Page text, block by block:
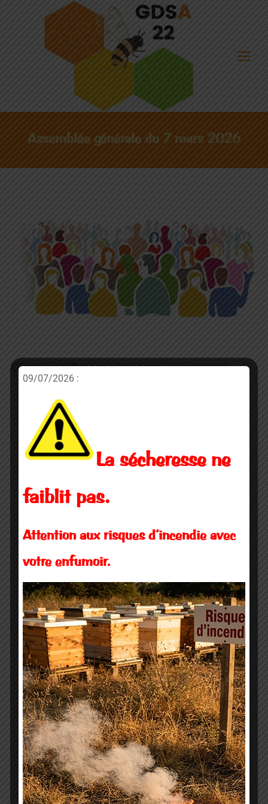
Assemblée générale du 7 mars 2026
Cliquez sur l’affiche pour télécharger la convocation.
Navigation
09/07/2026 :
La sécheresse ne
faiblit pas.
Attention aux risques d’incendie avec
votre enfumoir.